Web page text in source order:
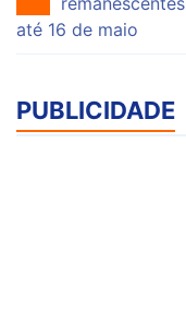
até 16 de maio
PUBLICIDADE